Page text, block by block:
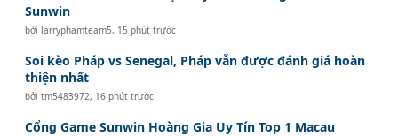
Sunwin
bởilarryphamteam5, 15 phút trước
Soi kèo Pháp vs Senegal, Pháp vẫn được đánh giá hoàn
thiện nhất
bởitm5483972, 16 phút trước
Cổng Game Sunwin Hoàng Gia Uy Tín Top 1 Macau